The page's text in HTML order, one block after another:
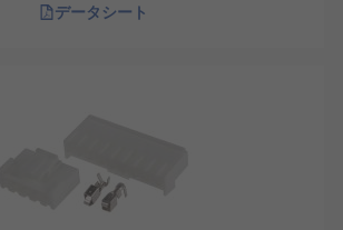
リの用途
：太陽光発電や風力発電
データシート